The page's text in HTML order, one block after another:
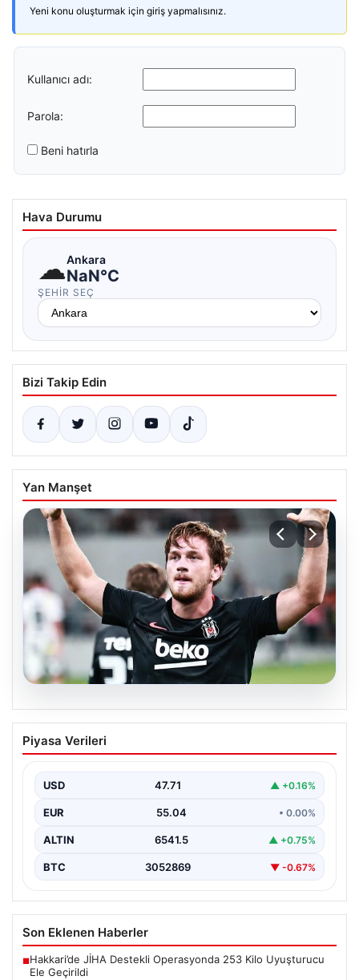
Yeni konu oluşturmak için giriş yapmalısınız.
Kullanıcı adı:
Parola:
Beni hatırla
Hava Durumu
☁Ankara
NaN°C
ŞEHIR SEÇ
Bizi Takip Edin
Yan Manşet
06.08.2026
(Özet) Hradec Kralove – Beşiktaş Maçı
Özeti ve Tüm Önemli Anları
Piyasa Verileri
USD 47.71 ▲ +0.16%
EUR 55.04 • 0.00%
ALTIN 6541.5 ▲ +0.75%
BTC 3052869 ▼ -0.67%
Son Eklenen Haberler
■Hakkari’de JİHA Destekli Operasyonda 253 Kilo Uyuşturucu
Ele Geçirildi